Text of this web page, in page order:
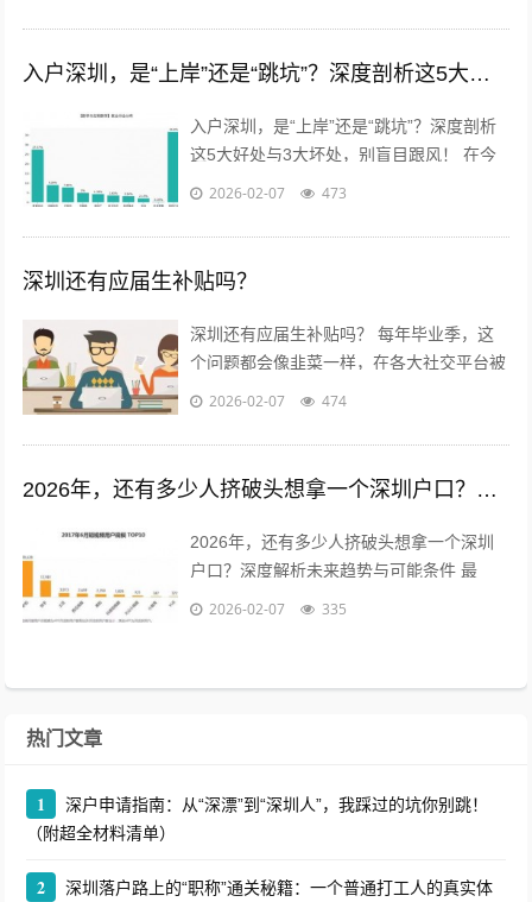
入户深圳，是“上岸”还是“跳坑”？深度剖析这5大好处与3大坏处，别盲目跟风！
入户深圳，是“上岸”还是“跳坑”？深度剖析
这5大好处与3大坏处，别盲目跟风！ 在今
天的职场圈和社交网络里，“搞钱”和“搞户
2026-02-07 473
深圳还有应届生补贴吗？
深圳还有应届生补贴吗？ 每年毕业季，这
个问题都会像韭菜一样，在各大社交平台被
割了又长，长了又割。作为一个在深圳摸爬
2026-02-07 474
2026年，还有多少人挤破头想拿一个深圳户口？深度解析未来趋势与可能条件
2026年，还有多少人挤破头想拿一个深圳
户口？深度解析未来趋势与可能条件 最
近，后台总有粉丝私信我，问得最多的一个
2026-02-07 335
热门文章
1
深户申请指南：从“深漂”到“深圳人”，我踩过的坑你别跳！
（附超全材料清单）
2
深圳落户路上的“职称”通关秘籍：一个普通打工人的真实体